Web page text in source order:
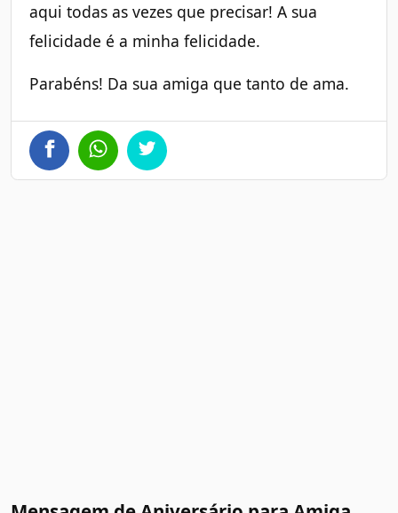
aqui todas as vezes que precisar! A sua
felicidade é a minha felicidade.
Parabéns! Da sua amiga que tanto de ama.